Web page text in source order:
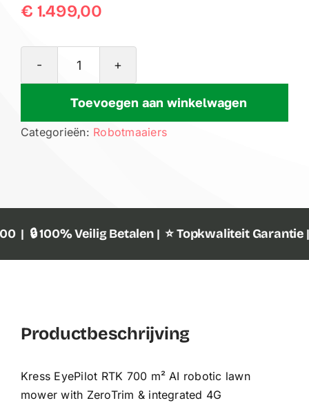
€ 1.499,00
Kress
KR260ES
RTK
4G
aantal
Toevoegen aan winkelwagen
Categorieën: Robotmaaiers
🔒 100% Veilig Betalen | ⭐ Topkwaliteit Garantie |
Productbeschrijving
Kress EyePilot RTK 700 m² AI robotic lawn
mower with ZeroTrim & integrated 4G